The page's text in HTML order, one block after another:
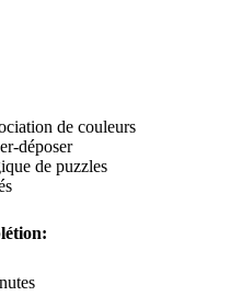
de couleurs
déposer
de puzzles